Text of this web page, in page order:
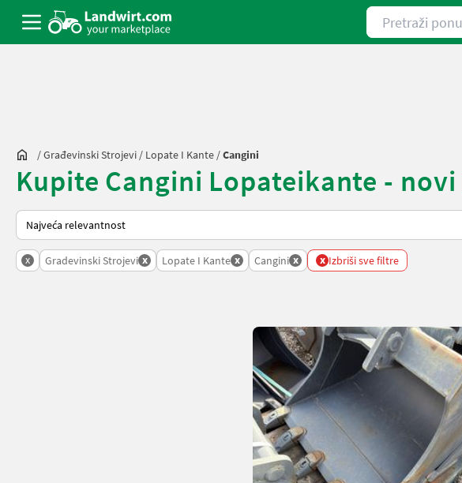
Pretraži ponude
/Građevinski Strojevi / Lopate I Kante /Cangini
Kupite Cangini Lopateikante -
Tako se sortira na Landwirt.com
x Gradevinski Strojevi x Lopate I Kante x Cangini x x Izbriši sve filtre